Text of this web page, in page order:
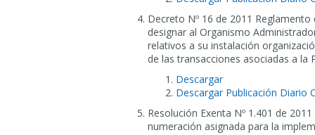
Decreto Nº 16 de 2011
designar al Organismo
relativos a su instalación
de las transacciones asociadas a la
Descargar
Descargar Publicación Diario
Resolución Exenta Nº 1.401 de
numeración asignada para la